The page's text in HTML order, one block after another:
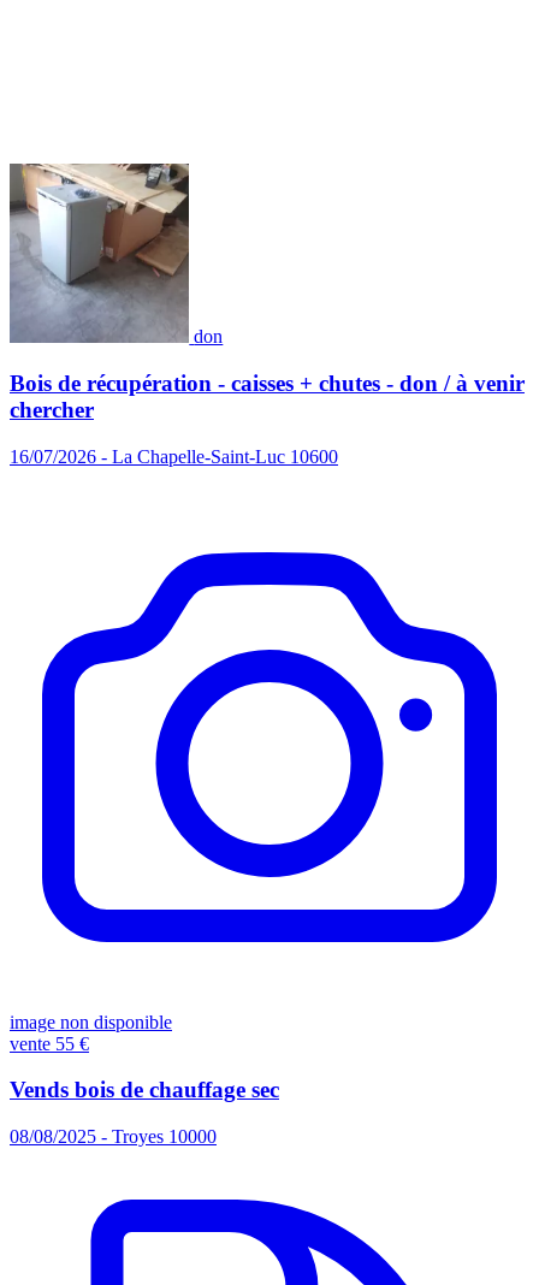
don
Bois de récupération - caisses + chutes - don / à venir
chercher
16/07/2026 - La Chapelle-Saint-Luc 10600
image non disponible
vente 55 €
Vends bois de chauffage sec
08/08/2025 - Troyes 10000